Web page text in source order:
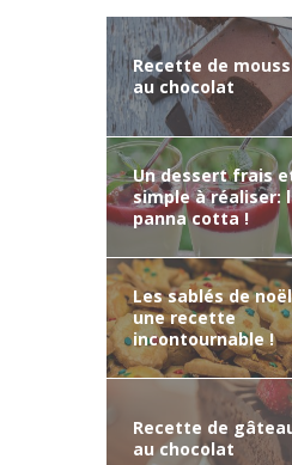
Recette de
au chocolat
Un dessert frais
simple à réaliser:
panna cotta !
Les sablés de
une recette
incontournable !
Recette de
au chocolat